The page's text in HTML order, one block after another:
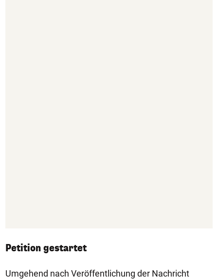
Petition gestartet
Umgehend nach Veröffentlichung der Nachricht